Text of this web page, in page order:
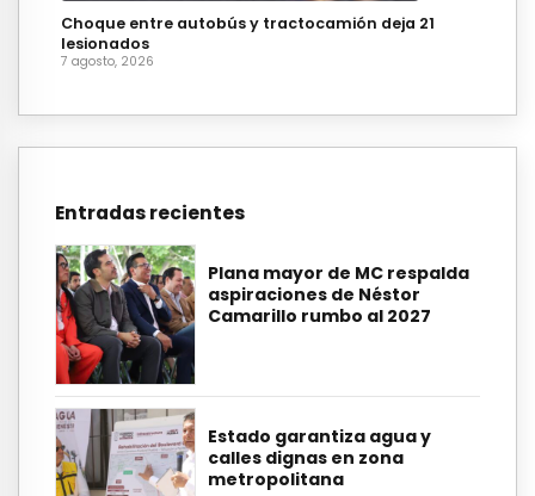
Choque entre autobús y tractocamión deja 21
lesionados
7 agosto, 2026
Entradas recientes
Plana mayor de MC respalda
aspiraciones de Néstor
Camarillo rumbo al 2027
Estado garantiza agua y
calles dignas en zona
metropolitana